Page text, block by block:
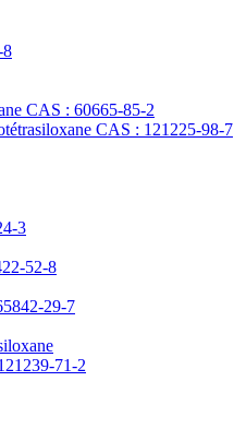
8
CAS : 60665-85-2
CAS : 121225-98-7
3
52-8
29-7
71-2